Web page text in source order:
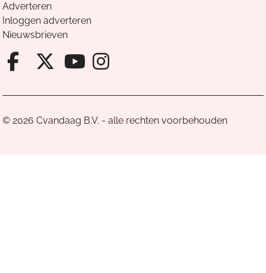
Adverteren
Inloggen adverteren
Nieuwsbrieven
Facebook van Cvandaag
X van Cvandaag
Instagram van
© 2026 Cvandaag B.V. - alle rechten voorbehouden